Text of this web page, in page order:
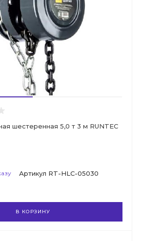
шестеренная 5,0 т 3 м RUNTEC
Артикул RT-HLC-05030
В КОРЗИНУ